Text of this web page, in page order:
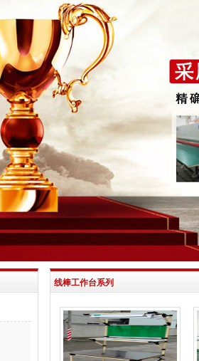
线棒工作台系列